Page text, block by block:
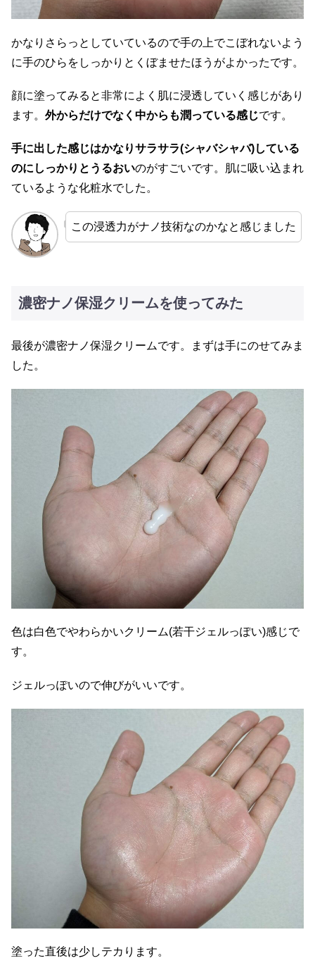
かなりさらっとしていているので手の上でこぼれないよう
に手のひらをしっかりとくぼませたほうがよかったです。
顔に塗ってみると非常によく肌に浸透していく感じがあり
ます。 外からだけでなく中からも潤っている感じです。
手に出した感じはかなりサラサラ(シャバシャバ)している
のにしっかりとうるおいのがすごいです。肌に吸い込まれ
ているような化粧水でした。
この浸透力がナノ技術なのかなと感じました
濃密ナノ保湿クリームを使ってみた
最後が濃密ナノ保湿クリームです。まずは手にのせてみま
した。
色は白色でやわらかいクリーム(若干ジェルっぽい)感じで
す。
ジェルっぽいので伸びがいいです。
塗った直後は少しテカります。